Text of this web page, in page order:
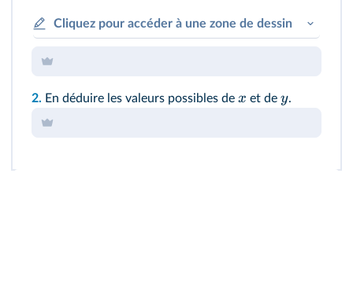
Cliquez pour accéder à une zone de dessin
2. En déduire les valeurs possibles de x et de y.